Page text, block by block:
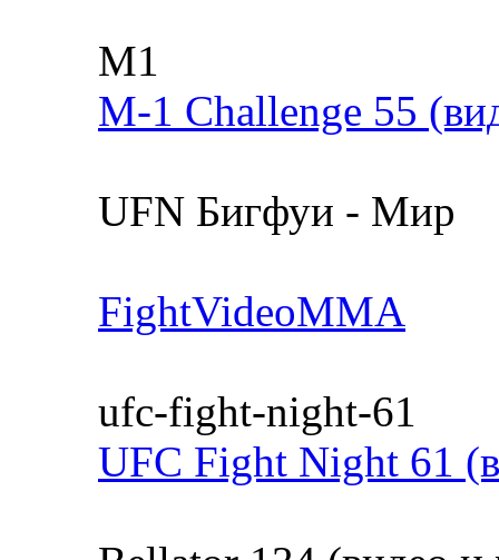
М1
M-1 Challenge 55
UFN Бигфуи - Мир
FightVideoMMA
ufc-fight-night-61
UFC Fight Night 61